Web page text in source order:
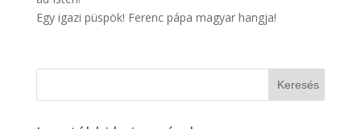
Egy igazi püspök! Ferenc pápa magyar hangja!